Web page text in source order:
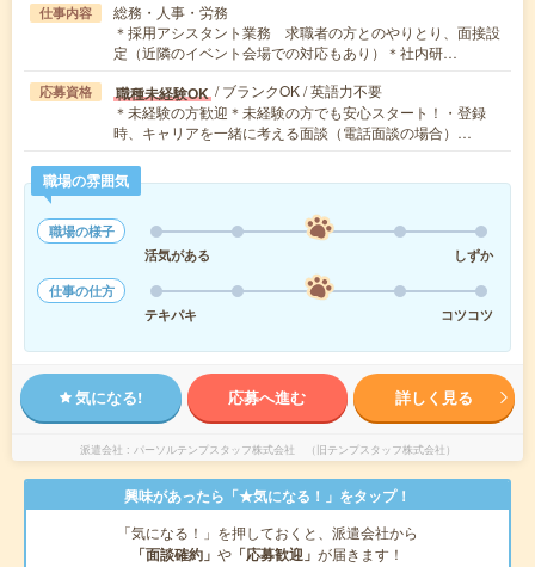
仕事内容
総務・人事・労務
＊採用アシスタント業務 求職者の方とのやりとり、面接設
定（近隣のイベント会場での対応もあり）＊社内研…
応募資格 職種未経験OK / ブランクOK / 英語力不要
＊未経験の方歓迎＊未経験の方でも安心スタート！・登録
時、キャリアを一緒に考える面談（電話面談の場合）…
職場の雰囲気
職場の様子
活気がある
しずか
仕事の仕方
テキパキ
コツコツ
気になる! 応募へ進む 詳しく見る
派遣会社 パーソルテンプスタッフ株式会社 （旧テンプスタッフ株式会社）
興味があったら「★気になる！」をタップ！
「気になる！」を押しておくと、派遣会社から
「面談確約」 や 「応募歓迎」 が届きます！